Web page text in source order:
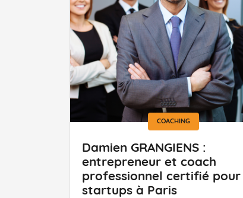
COACHING
Damien GRANGIENS :
entrepreneur et coach
professionnel certifié pour
startups à Paris